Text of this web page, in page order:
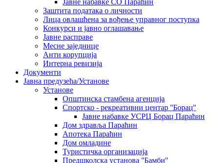
Јавне набавке СО Параћин
Заштита података о личности
Лица овлашћена за вођење управног поступка
Конкурси и јавно оглашавање
Јавне расправе
Месне заједнице
Анти корупција
Интерна ревизија
Документи
Јавна предузећа/Установе
Установе
Општинскa стамбенa агенцијa
Спортско - рекреативни центар ''Борац''
Јавне набавке УСРЦ Борац Параћин
Дом здравља Параћин
Апотека Параћин
Дом омладине
Туристичка организација
Предшколска установа ''Бамби''